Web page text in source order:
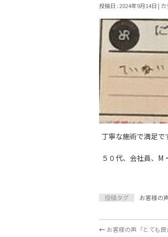
投稿日 : 2024年9月14日 | カ
丁寧な施術で満足で
５０代、会社員、M
投稿タグ お客様の
← お客様の声「とても